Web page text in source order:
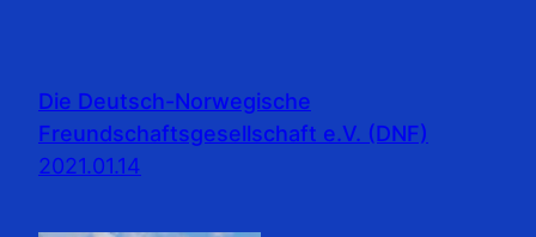
Die Deutsch-Norwegische
Freundschaftsgesellschaft e.V. (DNF)
2021.01.14